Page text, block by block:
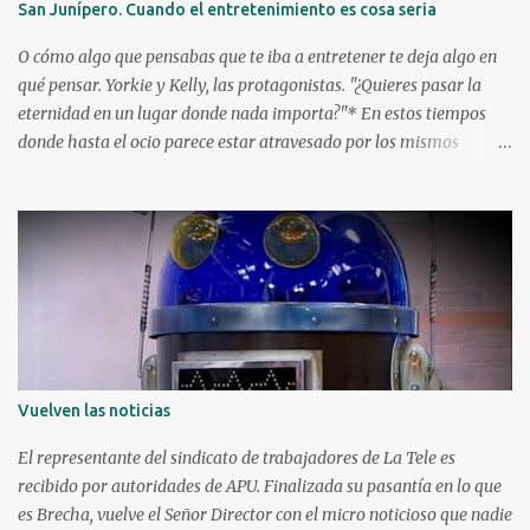
Reus. ¿Qué barrios creó cada uno? Florencio Escardó , periodista,
rematador, escritor y autor teatral, creó el barrio Atahualpa en
1868, el...
San Junípero. Cuando el entretenimiento es cosa seria
O cómo algo que pensabas que te iba a entretener te deja algo en
qué pensar. Yorkie y Kelly, las protagonistas. "¿Quieres pasar la
eternidad en un lugar donde nada importa?"* En estos tiempos
donde hasta el ocio parece estar atravesado por los mismos
música en otra plataforma X (cosa que necesariamente no tiene
que ser mala) - surge la pregunta de si el "entretenimiento" puede
ponerte frente a un producto que sea algo más que un consumo
efímero de un capítulo o de un documental, y que pase sin pena ni
gloria. Sumado además al hecho de que las plataformas, por
defecto, ya te están mandando otra cosa para ver y te dan de 5 a
20 segundos para que te mandes o, caso contrario, evitarte un
tu preferencia por horas. Para entrar en esta galería de grandes
novedades, muchas veces las plataformas...
Vuelven las noticias
El representante del sindicato de trabajadores de La Tele es
recibido por autoridades de APU. Finalizada su pasantía en lo que
es Brecha, vuelve el Señor Director con el micro noticioso que nadie